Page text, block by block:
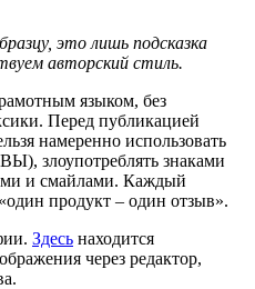
это лишь подсказка
авторский стиль.
языком, без
Перед публикацией
намеренно использовать
злоупотреблять знаками
и смайлами. Каждый
продукт – один отзыв».
Здесь находится
через редактор,